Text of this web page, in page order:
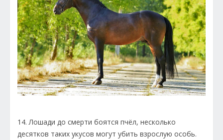
14. Лошади до смерти боятся пчёл, несколько
десятков таких укусов могут убить взрослую особь.